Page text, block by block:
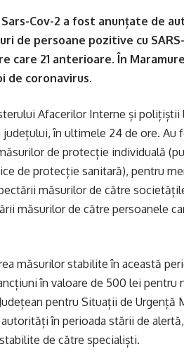
Cov-2 a fost anunțate de
de persoane pozitive cu
care 21 anterioare. În
de coronavirus.
Afacerilor Interne și polițiștii
județului, în ultimele 24 de ore.
de protecție individuală
de protecție sanitară), pentru
măsurilor de către
măsurilor de către persoanele
măsurilor stabilite în această
în valoare de 500 lei pentru
pentru Situații de Urgență
în perioada stării de
de către specialiști.